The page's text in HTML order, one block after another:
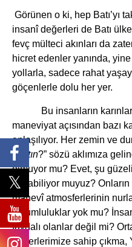
Görünen o ki, hep Batı’yı
insanî değerleri de Batı
fevç mülteci akınları da
hicret edenler yanında,
yollarla, sadece rahat
göçenlerle dolu her yer.
Bu insanların karınları
maneviyat açısından bazı
anlaşılıyor. Her zemin ve
yaptın?” sözü aklımıza
olmuyor mu? Evet, şu
yapabiliyor muyuz?
manevî atmosferlerinin
sorumluluklar yok mu?
faydalı olanlar değil mi?
değerlerimize sahip çıkma,